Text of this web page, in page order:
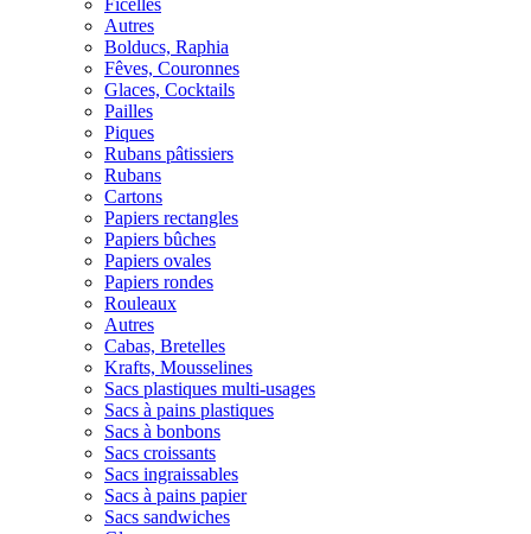
Ficelles
Autres
Bolducs, Raphia
Fêves, Couronnes
Glaces, Cocktails
Pailles
Piques
Rubans pâtissiers
Rubans
Cartons
Papiers rectangles
Papiers bûches
Papiers ovales
Papiers rondes
Rouleaux
Autres
Cabas, Bretelles
Krafts, Mousselines
Sacs plastiques multi-usages
Sacs à pains plastiques
Sacs à bonbons
Sacs croissants
Sacs ingraissables
Sacs à pains papier
Sacs sandwiches